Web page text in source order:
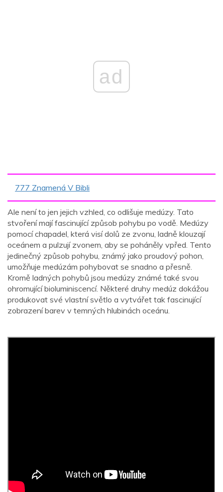
ad
777 Znamená V Bibli
Ale není to jen jejich vzhled, co odlišuje medúzy. Tato
stvoření mají fascinující způsob pohybu po vodě. Medúzy
pomocí chapadel, která visí dolů ze zvonu, ladně klouzají
oceánem a pulzují zvonem, aby se poháněly vpřed. Tento
jedinečný způsob pohybu, známý jako proudový pohon,
umožňuje medúzám pohybovat se snadno a přesně.
Kromě ladných pohybů jsou medúzy známé také svou
ohromující bioluminiscencí. Některé druhy medúz dokážou
produkovat své vlastní světlo a vytvářet tak fascinující
zobrazení barev v temných hlubinách oceánu.